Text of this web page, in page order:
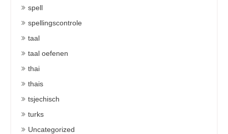
spell
spellingscontrole
taal
taal oefenen
thai
thais
tsjechisch
turks
Uncategorized